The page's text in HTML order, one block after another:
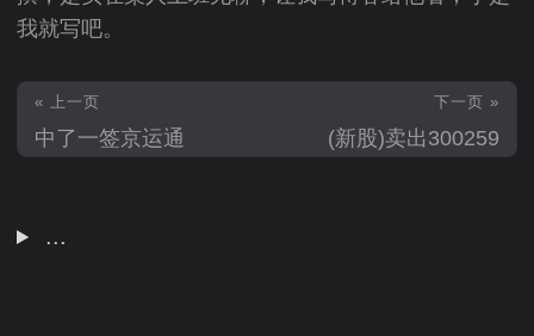
我就写吧。
« 上一页
中了一签京运通
下一页 »
(新股)卖出300259
...